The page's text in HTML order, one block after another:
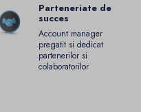
Parteneriate de
succes
Account manager
pregatit si dedicat
partenerilor si
colaboratorilor